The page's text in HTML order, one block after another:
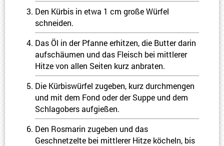
Den Kürbis in etwa 1 cm große Würfel
schneiden.
Das Öl in der Pfanne erhitzen, die Butter darin
aufschäumen und das Fleisch bei mittlerer
Hitze von allen Seiten kurz anbraten.
Die Kürbiswürfel zugeben, kurz durchmengen
und mit dem Fond oder der Suppe und dem
Schlagobers aufgießen.
Den Rosmarin zugeben und das
Geschnetzelte bei mittlerer Hitze köcheln, bis